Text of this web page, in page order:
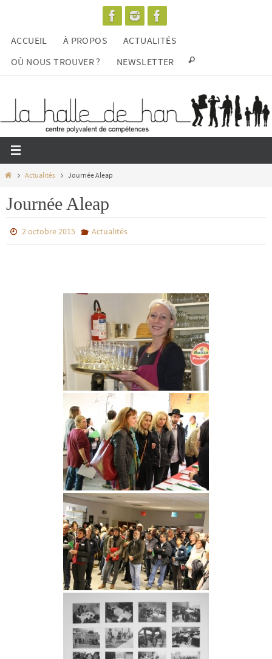
contenu
ACCUEIL À PROPOS
ACTUALITÉS
OÙ NOUS TROUVER ?
NEWSLETTER
HomeActualités Journée Aleap
Journée Aleap
2 octobre 2015 Actualités